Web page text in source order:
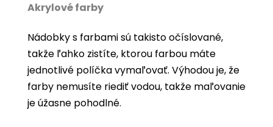
Akrylové farby
Nádobky s farbami sú takisto očíslované,
takže ľahko zistíte, ktorou farbou máte
jednotlivé políčka vymaľovať. Výhodou je, že
farby nemusíte riediť vodou, takže maľovanie
je úžasne pohodlné.